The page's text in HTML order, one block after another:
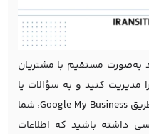
به‌صورت مستقیم با مشتریان
مدیریت کنید و به سؤالات یا
مشکلات آن‌ها پاسخ دهی. در آخر از طریق Google My Business، شما
داشته باشید که اطلاعات